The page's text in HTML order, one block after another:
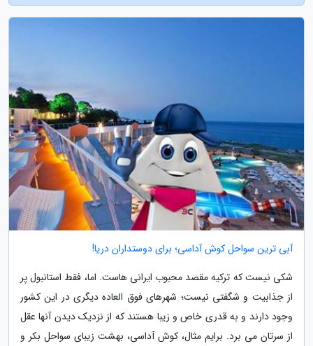
آبی ترین سواحل کوش آداسی؛ برای دوستداران دریا!
شکی نیست که ترکیه مقصد محبوب ایرانی هاست. اما، فقط استانبول پر
از جذابیت و شگفتی نیست؛ شهرهای فوق العاده دیگری در این کشور
وجود دارند و به قدری خاص و زیبا هستند که از نزدیک دیدن آنها عقل
از سرتان می برد. برایم مثال، کوش آداسی، بهشت زیبای سواحل بکر و